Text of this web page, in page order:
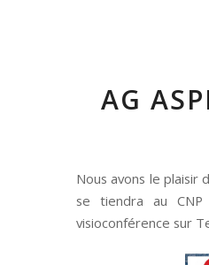
AG
Nous avons le plaisir
se tiendra au
visioconférence sur